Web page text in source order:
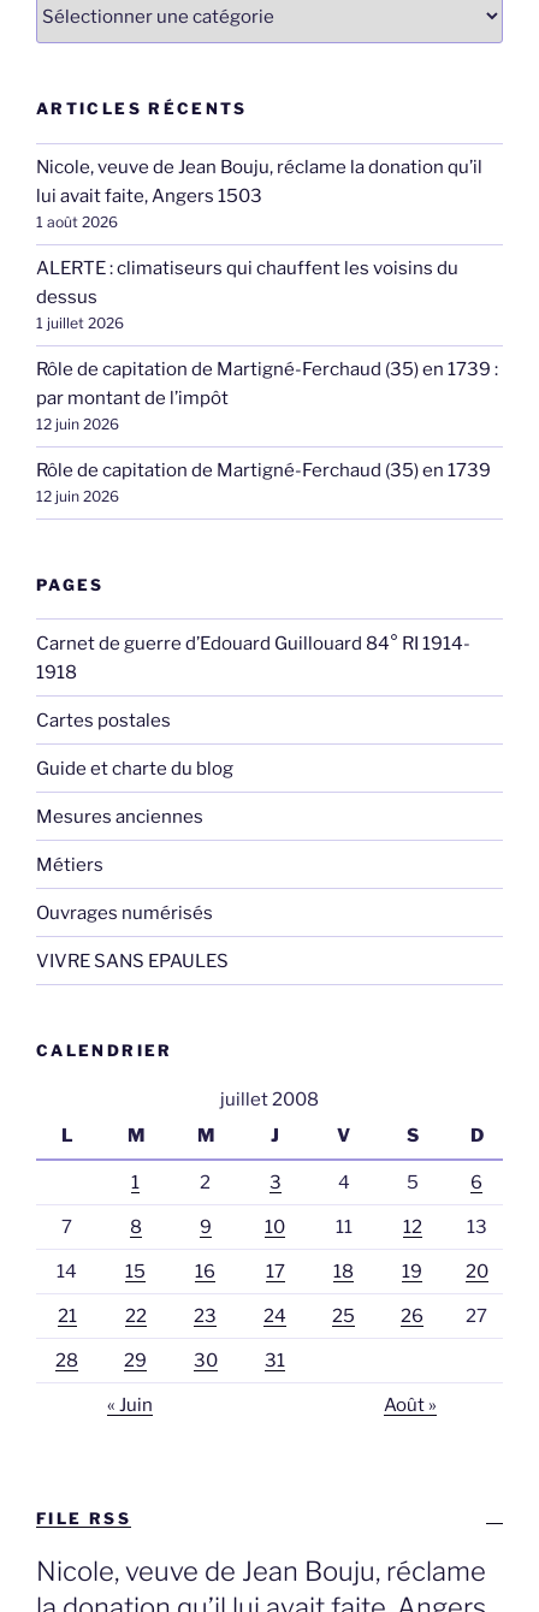
ARTICLES RÉCENTS
Nicole, veuve de Jean Bouju, réclame la donation qu’il
lui avait faite, Angers 1503
1 août 2026
ALERTE : climatiseurs qui chauffent les voisins du
dessus
1 juillet 2026
Rôle de capitation de Martigné-Ferchaud (35) en 1739 :
par montant de l’impôt
12 juin 2026
Rôle de capitation de Martigné-Ferchaud (35) en 1739
12 juin 2026
PAGES
Carnet de guerre d’Edouard Guillouard 84° RI 1914-
1918
Cartes postales
Guide et charte du blog
Mesures anciennes
Métiers
Ouvrages numérisés
VIVRE SANS EPAULES
CALENDRIER
juillet 2008
L
M M J V S D
1 2 3 4 5 6
7 8 9 10 11 12 13
14 15 16 17 18 19 20
21 22 23 24 25 26 27
28 29 30 31
« Juin Août »
FILE RSS
Nicole, veuve de Jean Bouju, réclame